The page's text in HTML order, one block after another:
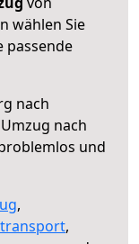
wählen Sie
passende
nach
nach
und
,
,